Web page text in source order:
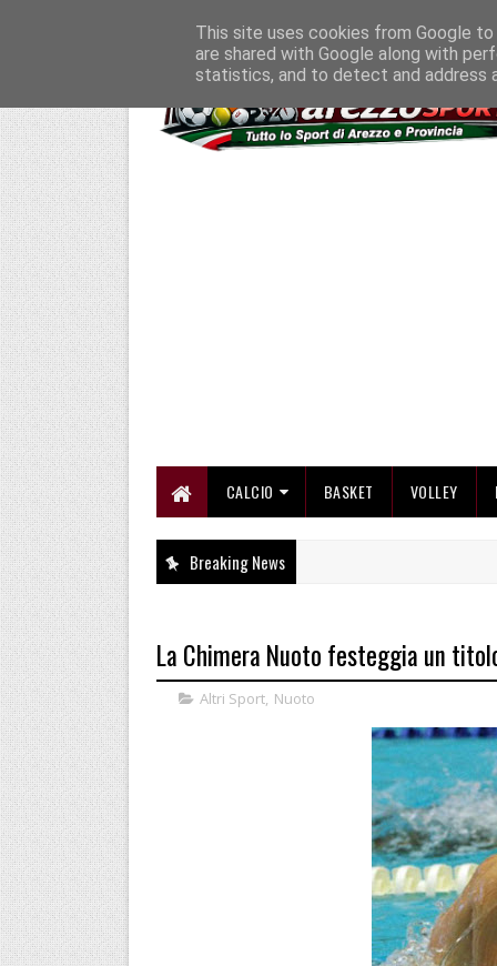
CALCIO BASKET VOLLEY
Breaking News
La Chimera Nuoto festeggia un
Altri Sport, Nuoto
This site uses cookies from Google
are shared with Google along with
statistics, and to detect and address